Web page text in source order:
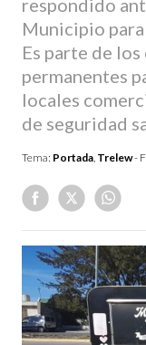
respondido
Municipio
Es parte de
permanentes
locales
de seguridad
Tema: Portada, Trelew-